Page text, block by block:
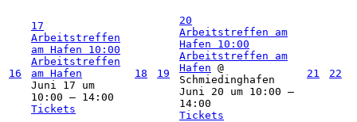
16
17
Arbeitstreffen
am Hafen 10:00
Arbeitstreffen
am Hafen
Juni 17 um
10:00 – 14:00
Tickets
18 19
20
Arbeitstreffen am
Hafen 10:00
Arbeitstreffen am
Hafen @
Schmiedinghafen
Juni 20 um 10:00 –
14:00
Tickets
21 22